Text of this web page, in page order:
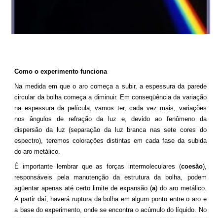
Como o experimento funciona
Na medida em que o aro começa a subir, a espessura da parede
circular da bolha começa a diminuir. Em conseqüência da variação
na espessura da película, vamos ter, cada vez mais, variações
nos ângulos de refração da luz e, devido ao fenômeno da
dispersão da luz (separação da luz branca nas sete cores do
espectro), teremos colorações distintas em cada fase da subida
do aro metálico.
É importante lembrar que as forças intermoleculares (coesão),
responsáveis pela manutenção da estrutura da bolha, podem
agüentar apenas até certo limite de expansão (a) do aro metálico.
A partir daí, haverá ruptura da bolha em algum ponto entre o aro e
a base do experimento, onde se encontra o acúmulo do líquido. No